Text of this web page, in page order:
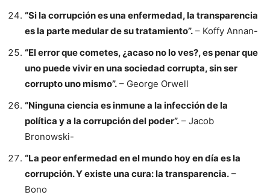
“Si la corrupción es una enfermedad, la transparencia
es la parte medular de su tratamiento”. – Koffy Annan-
“El error que cometes, ¿acaso no lo ves?, es penar que
uno puede vivir en una sociedad corrupta, sin ser
corrupto uno mismo”. – George Orwell
“Ninguna ciencia es inmune a la infección de la
política y a la corrupción del poder”. – Jacob
Bronowski-
“La peor enfermedad en el mundo hoy en día es la
corrupción. Y existe una cura: la transparencia. –
Bono